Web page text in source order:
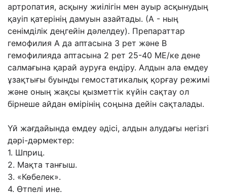
артропатия, асқыну жиілігін мен ауыр асқынудың
қауіп қатерінің дамуын азайтады. (А - ның
сенімділік деңгейін дəлелдеу). Препараттар
гемофилия А да аптасына 3 рет жəне В
гемофилияда аптасына 2 рет 25-40 МЕ/ке дене
салмағына қарай ауруға ендіру. Алдын ала емдеу
ұзақтығы буынды гемостатикалық қорғау режимі
жəне оның жақсы қызметтік күйін сақтау ол
бірнеше айдан өмірінің соңына дейін сақталады.
Үй жағдайында емдеу əдісі, алдын алудағы негізгі
дəрі-дəрмектер:
1. Шприц.
2. Мақта танғыш.
3. «Көбелек».
4. Өтпелі ине.